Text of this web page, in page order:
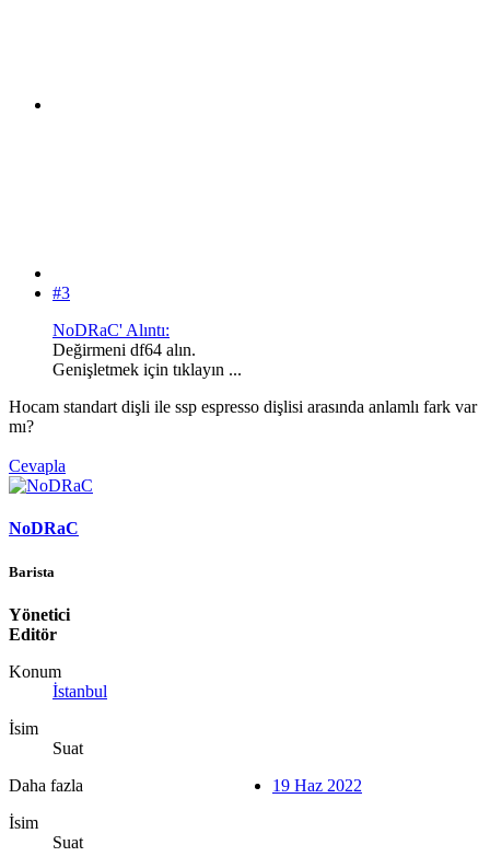
#3
NoDRaC' Alıntı:
Değirmeni df64 alın.
Genişletmek için tıklayın ...
Hocam standart dişli ile ssp espresso dişlisi arasında anlamlı fark var
mı?
Cevapla
NoDRaC
Barista
Yönetici
Editör
Konum
İstanbul
İsim
Suat
Daha fazla
İsim
Suat
19 Haz 2022